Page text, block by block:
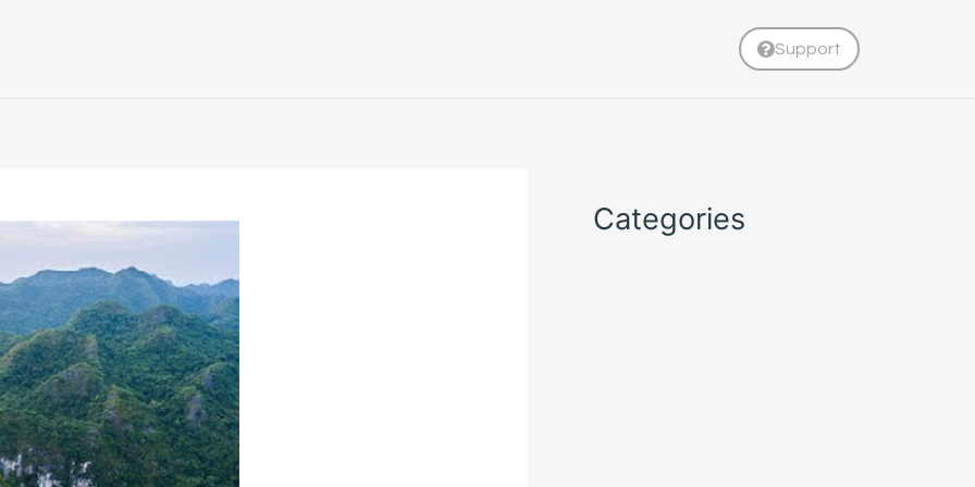
Support
Categories